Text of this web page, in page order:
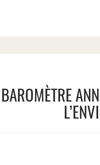
BAROMÈTRE